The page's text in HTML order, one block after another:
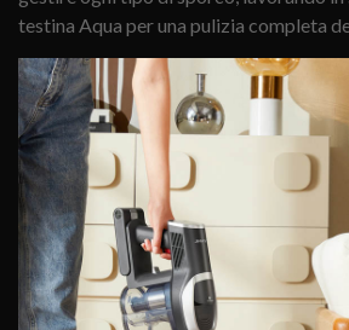
testina Aqua per una pulizia completa